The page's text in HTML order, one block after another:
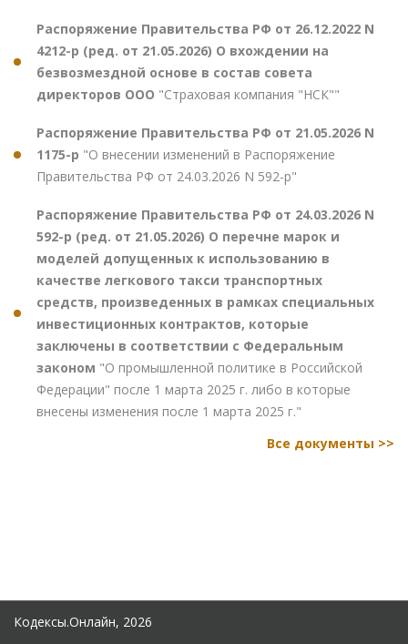
Распоряжение Правительства РФ от 26.12.2022 N
4212-р (ред. от 21.05.2026) О вхождении на
безвозмездной основе в состав совета
директоров ООО "Страховая компания "НСК""
Распоряжение Правительства РФ от 21.05.2026 N
1175-р "О внесении изменений в Распоряжение
Правительства РФ от 24.03.2026 N 592-р"
Распоряжение Правительства РФ от 24.03.2026 N
592-р (ред. от 21.05.2026) О перечне марок и
моделей допущенных к использованию в
качестве легкового такси транспортных
средств, произведенных в рамках специальных
инвестиционных контрактов, которые
заключены в соответствии с Федеральным
законом "О промышленной политике в Российской
Федерации" после 1 марта 2025 г. либо в которые
внесены изменения после 1 марта 2025 г."
Все документы >>
Кодексы.Онлайн, 2026